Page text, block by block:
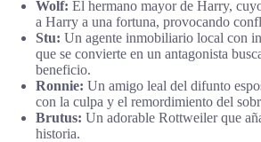
Wolf: El hermano mayor de Harry,
a Harry a una fortuna, provocando
Stu: Un agente inmobiliario local con
que se convierte en un antagonista
beneficio.
Ronnie: Un amigo leal del difunto
con la culpa y el remordimiento del
Brutus: Un adorable Rottweiler que
historia.